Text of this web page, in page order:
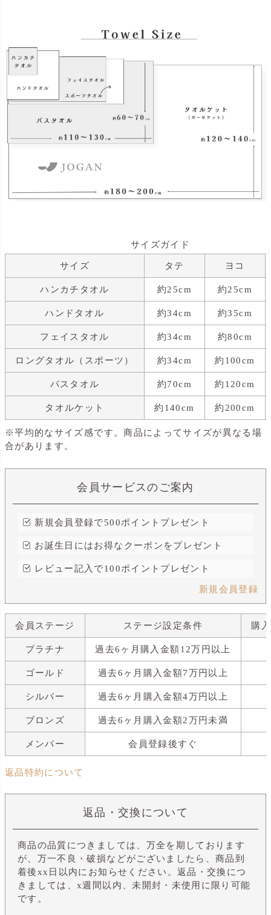
サイズガイド
サイズ タテ ヨコ
ハンカチタオル 約25cm 約25cm
ハンドタオル 約34cm 約35cm
フェイスタオル 約34cm 約80cm
ロングタオル（スポーツ） 約34cm 約100cm
バスタオル 約70cm 約120cm
タオルケット 約140cm 約200cm
※平均的なサイズ感です。商品によってサイズが異なる場
合があります。
会員サービスのご案内
新規会員登録で500ポイントプレゼント
お誕生日にはお得なクーポンをプレゼント
レビュー記入で100ポイントプレゼント
新規会員登録
会員ステージ ステージ設定条件 購
プラチナ 過去6ヶ月購入金額12万円以上
ゴールド 過去6ヶ月購入金額7万円以上
シルバー 過去6ヶ月購入金額4万円以上
ブロンズ 過去6ヶ月購入金額2万円未満
メンバー 会員登録後すぐ
返品特約について
返品・交換について
商品の品質につきましては、万全を期しております
が、万一不良・破損などがございましたら、商品到
着後xx日以内にお知らせください。返品・交換につ
きましては、x週間以内、未開封・未使用に限り可能
です。